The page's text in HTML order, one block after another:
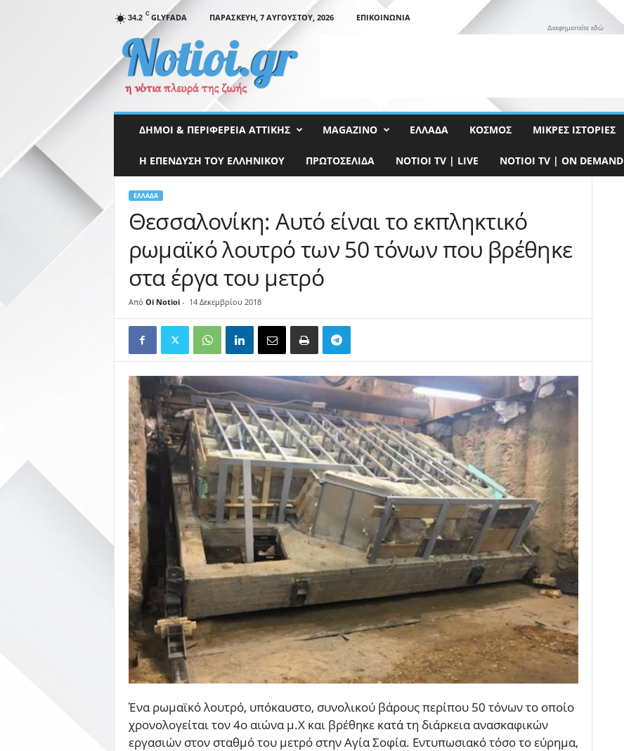
34.2 C GLYFADA ΠΑΡΑΣΚΕΥΉ, 7 ΑΥΓΟΎΣΤΟΥ, 2026
ΕΠΙΚΟΙΝΩΝΊΑ
t
Διαφημιστείτε εδώ
ΔΉΜΟΙ & ΠΕΡΙΦΈΡΕΙΑ ΑΤΤΙΚΉΣ MAGAZINO ΕΛΛΆΔΑ ΚΌΣΜΟΣ ΜΙΚΡΈΣ ΙΣΤΟΡΊΕΣ
Η ΕΠΕΝΔΥΣΗ ΤΟΥ ΕΛΛΗΝΙΚΟΥ ΠΡΩΤΟΣΈΛΙΔΑ NOTIOI TV | LIVE NOTIOI TV | ON DEMAND
ΕΛΛΆΔΑ
Θεσσαλονίκη: Αυτό είναι το εκπληκτικό
ρωμαϊκό λουτρό των 50 τόνων που βρέθηκε
στα έργα του μετρό
Από Oi Notioi- 14 Δεκεμβρίου 2018
Ένα ρωμαϊκό λουτρό, υπόκαυστο, συνολικού βάρους περίπου 50 τόνων το οποίο
χρονολογείται τον 4ο αιώνα μ.Χ και βρέθηκε κατά τη διάρκεια ανασκαφικών
εργασιών στον σταθμό του μετρό στην Αγία Σοφία. Εντυπωσιακό τόσο το εύρημα,